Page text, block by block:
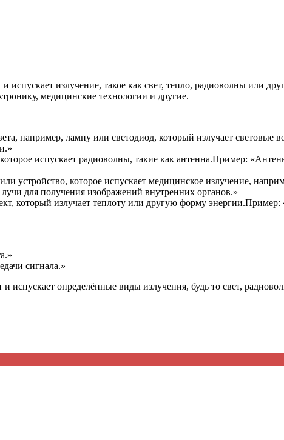
испускает излучение, такое как свет, тепло, радиоволны или
медицинские технологии и другие.
например, лампу или светодиод, который излучает
испускает радиоволны, такие как антенна.Пример:
устройство, которое испускает медицинское излучение,
для получения изображений внутренних органов.»
который излучает теплоту или другую форму
сигнала.»
испускает определённые виды излучения, будь то свет,